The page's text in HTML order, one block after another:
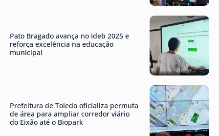
Pato Bragado avança no Ideb 2025 e
reforça excelência na educação
municipal
Prefeitura de Toledo oficializa permuta
de área para ampliar corredor viário
do Eixão até o Biopark